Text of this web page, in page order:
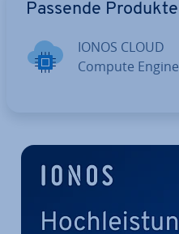
Passende Produkte
IONOS CLOUD
Compute Engine